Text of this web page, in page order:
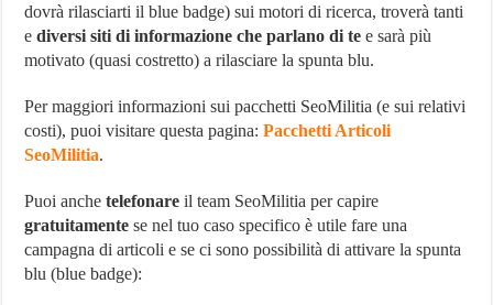
dovrà rilasciarti il blue badge) sui motori di ricerca, troverà tanti
ediversi siti di informazione che parlano di te e sarà più
motivato (quasi costretto) a rilasciare la spunta blu.
Per maggiori informazioni sui pacchetti SeoMilitia (e sui relativi
costi), puoi visitare questa pagina:Pacchetti Articoli
SeoMilitia.
Puoi anchetelefonare il team SeoMilitia per capire
gratuitamente se nel tuo caso specifico è utile fare una
campagna di articoli e se ci sono possibilità di attivare la spunta
blu (blue badge):